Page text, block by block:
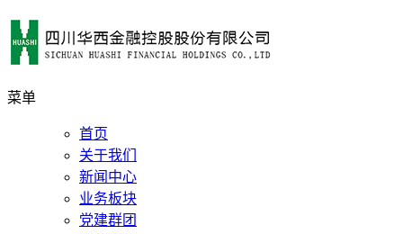
菜单
首页
关于我们
新闻中心
业务板块
党建群团